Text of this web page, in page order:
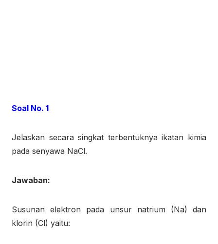
Soal No. 1
Jelaskan secara singkat terbentuknya ikatan kimia
pada senyawa NaCl.
Jawaban:
Susunan elektron pada unsur natrium (Na) dan
klorin (Cl) yaitu: